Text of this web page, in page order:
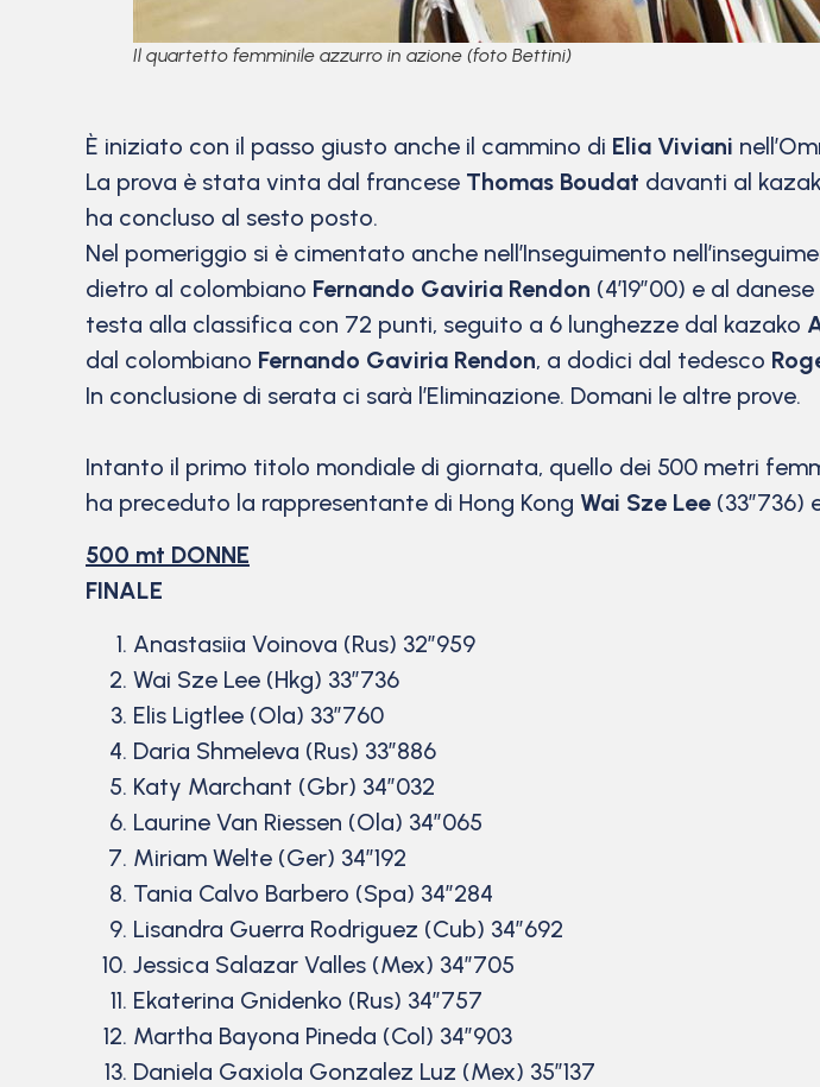
Il quartetto femminile azzurro in azione (foto Bettini)
È iniziato con il passo giusto anche il cammino di Elia Viviani
La prova è stata vinta dal francese Thomas Boudat davanti al
ha concluso al sesto posto.
Nel pomeriggio si è cimentato anche nell’Inseguimento
dietro al colombiano Fernando Gaviria Rendon (4’19”00) e al danese
testa alla classifica con 72 punti, seguito a 6 lunghezze dal kazako
dal colombiano Fernando Gaviria Rendon, a dodici dal tedesco
In conclusione di serata ci sarà l’Eliminazione. Domani le altre prove.
Intanto il primo titolo mondiale di giornata, quello dei 500 metri
ha preceduto la rappresentante di Hong Kong Wai Sze Lee (33”736)
500 mt DONNE
FINALE
Anastasiia Voinova (Rus) 32”959
Wai Sze Lee (Hkg) 33”736
Elis Ligtlee (Ola) 33”760
Daria Shmeleva (Rus) 33”886
Katy Marchant (Gbr) 34”032
Laurine Van Riessen (Ola) 34”065
Miriam Welte (Ger) 34”192
Tania Calvo Barbero (Spa) 34”284
Lisandra Guerra Rodriguez (Cub) 34”692
Jessica Salazar Valles (Mex) 34”705
Ekaterina Gnidenko (Rus) 34”757
Martha Bayona Pineda (Col) 34”903
Daniela Gaxiola Gonzalez Luz (Mex) 35”137